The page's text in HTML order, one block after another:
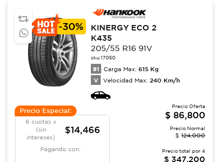
-30%
KINERGY ECO 2
K435
205/55 R16 91V
sku:17050
91 Carga Max: 615 Kg
V Velocidad Max: 240 Km/h
Precio Especial:
6 cuotas x
(sin
intereses)
$14,466
Pagando con:
Precio Oferta
$ 86,800
Precio Normal
$ 124,000
Precio total por 4
$ 347,200